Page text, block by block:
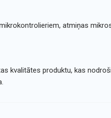
atmiņas
kvalitātes produktu, kas